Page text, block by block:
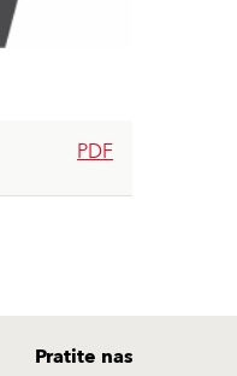
PDF
Pratite nas